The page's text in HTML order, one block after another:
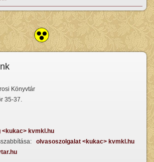
Könyvtár
35-37.
<kukac> kvmkl.hu
olvasoszolgalat <kukac> kvmkl.hu